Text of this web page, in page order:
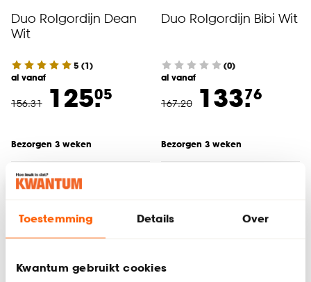
Toestemming Details Over
Kwantum gebruikt cookies
Duo Rolgordijn Dean
Wit
5 (1)
al vanaf
156.31 125.05
Bezorgen 3 weken
Duo Rolgordijn Bibi Wit
(0)
al vanaf
167.20 133.76
Bezorgen 3 weken